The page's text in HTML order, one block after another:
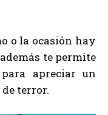
o la ocasión hay
te permite
apreciar un
terror.